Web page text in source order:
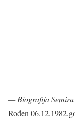
— Biografija
Rođen